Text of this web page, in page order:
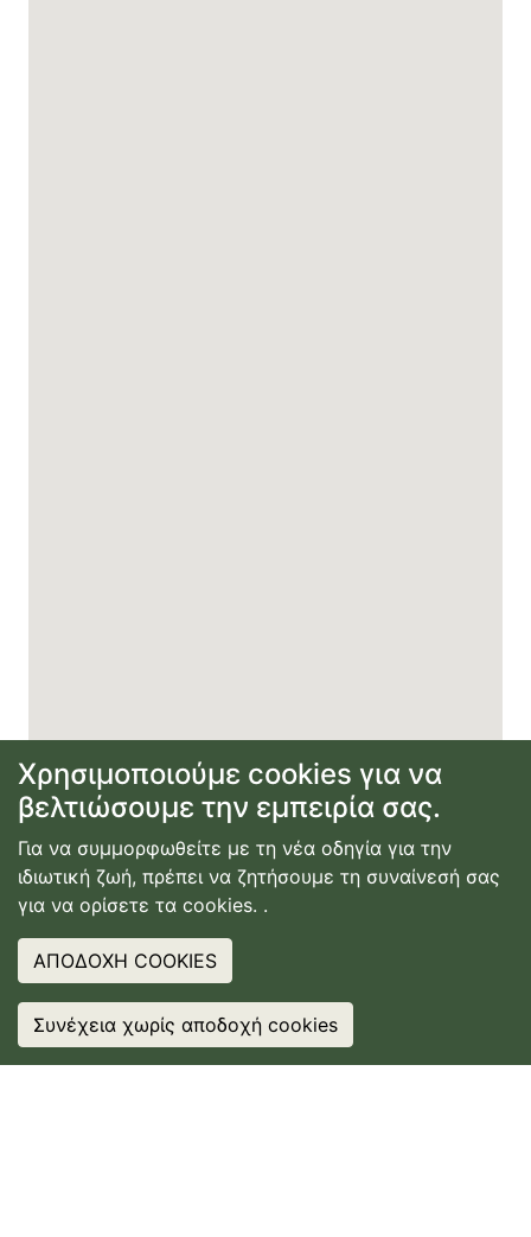
❤IT? SHARE IT
❤IT? SHARE IT
Χρησιμοποιούμε cookies για να
βελτιώσουμε την εμπειρία σας.
Για να συμμορφωθείτε με τη νέα οδηγία για την
ιδιωτική ζωή, πρέπει να ζητήσουμε τη συναίνεσή σας
για να ορίσετε τα cookies. .
ΑΠΟΔΟΧΗ COOKIES
Συνέχεια χωρίς αποδοχή cookies